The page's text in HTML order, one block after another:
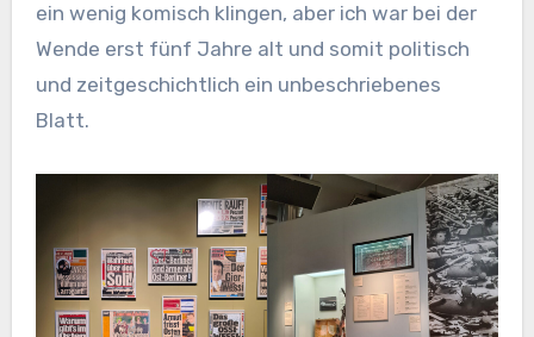
ein wenig komisch klingen, aber ich war bei der
Wende erst fünf Jahre alt und somit politisch
und zeitgeschichtlich ein unbeschriebenes
Blatt.